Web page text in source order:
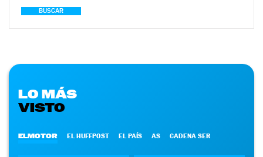
BUSCAR
LO MÁS
VISTO
ELMOTOR EL HUFFPOST EL PAÍS AS CADENA SER